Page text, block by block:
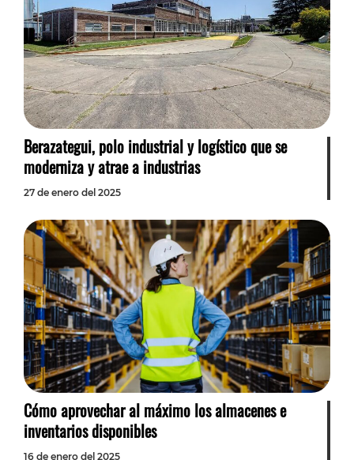
Berazategui, polo industrial y logístico que se
moderniza y atrae a industrias
27 de enero del 2025
Cómo aprovechar al máximo los almacenes e
inventarios disponibles
16 de enero del 2025